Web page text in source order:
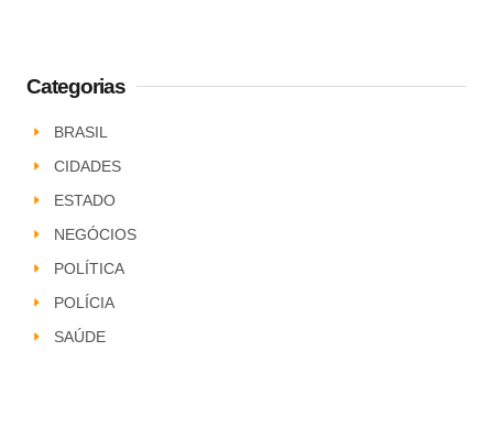
Categorias
BRASIL
CIDADES
ESTADO
NEGÓCIOS
POLÍTICA
POLÍCIA
SAÚDE